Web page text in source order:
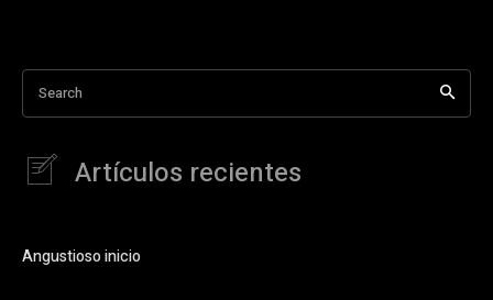
Search
Artículos recientes
Angustioso inicio